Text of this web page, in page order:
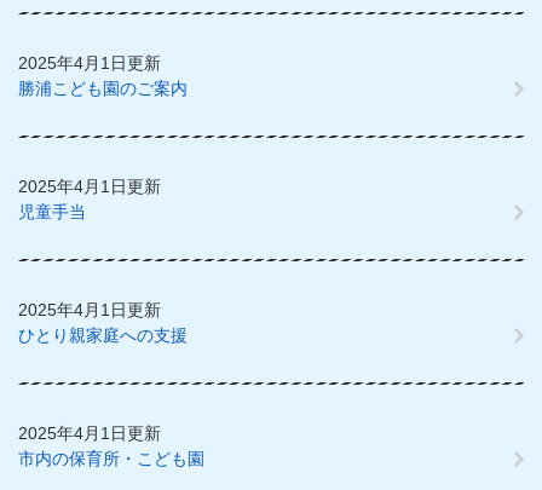
2025年4月1日更新
勝浦こども園のご案内
2025年4月1日更新
児童手当
2025年4月1日更新
ひとり親家庭への支援
2025年4月1日更新
市内の保育所・こども園